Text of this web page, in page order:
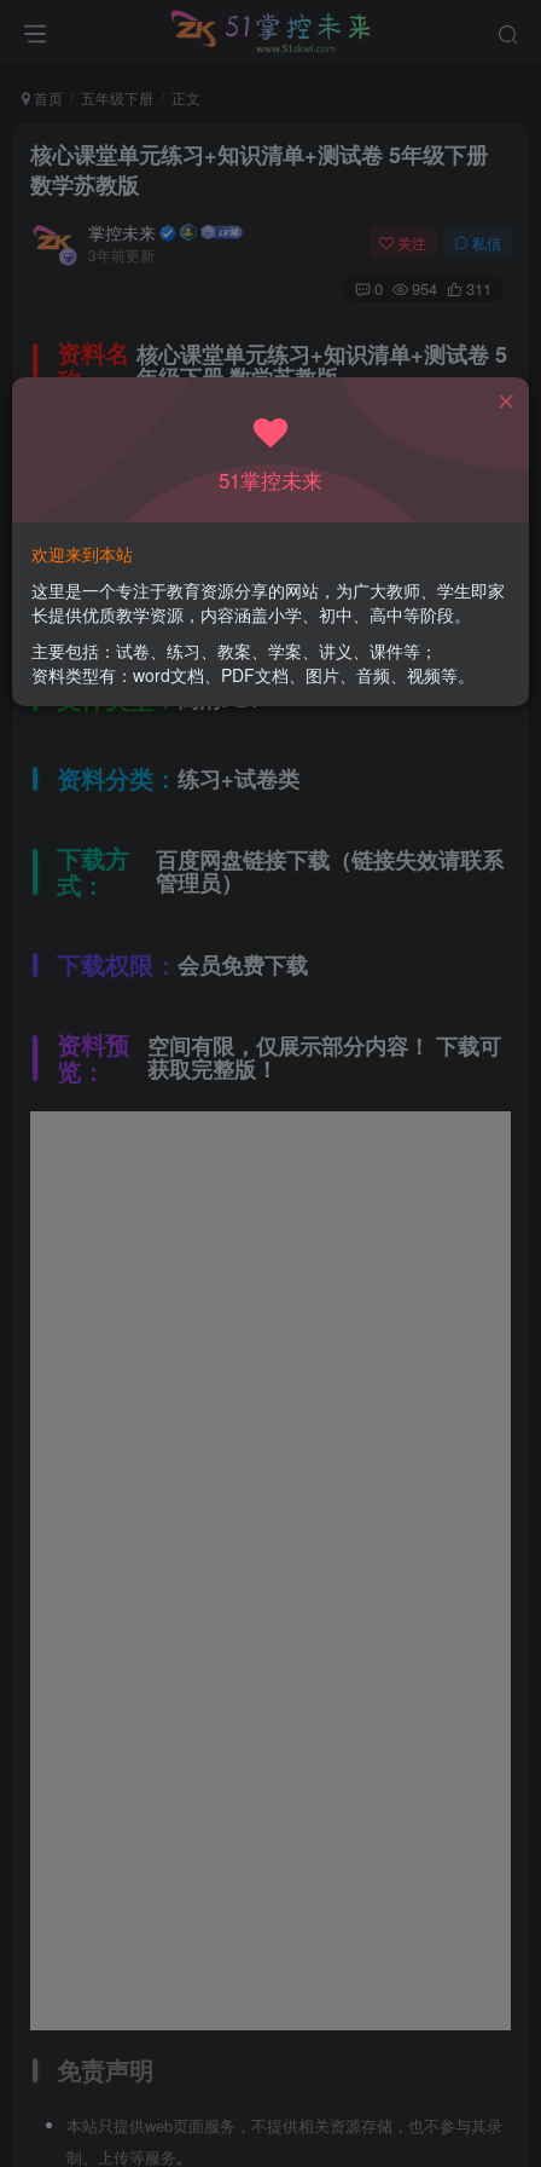
首页 五年级下册 正文
核心课堂单元练习+知识清单+测试卷 5年级下册
数学苏教版
掌控未来
3年前更新
关注 私信
0 954 311
资料名
称：
核心课堂单元练习+知识清单+测试卷 5
年级下册 数学苏教版
教材版本：
适用年级：五年级下册
文件类型：高清PDF
资料分类： 练习+试卷类
下载方
式：
百度网盘链接下载（链接失效请联系
管理员）
下载权限： 会员免费下载
资料预
览：
空间有限，仅展示部分内容！ 下载可
获取完整版！
免责声明
本站只提供web页面服务，不提供相关资源存储，也不参与其录
制、上传等服务。
51掌控未来
欢迎来到本站
这里是一个专注于教育资源分享的网站，为广大教师、学生即家
长提供优质教学资源，内容涵盖小学、初中、高中等阶段。
主要包括：试卷、练习、教案、学案、讲义、课件等；
资料类型有：word文档、PDF文档、图片、音频、视频等。